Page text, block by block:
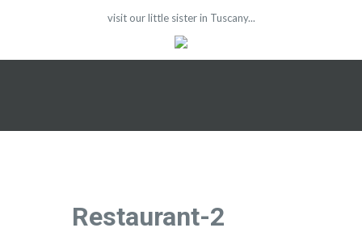
visit our little sister in Tuscany...
Restaurant-2